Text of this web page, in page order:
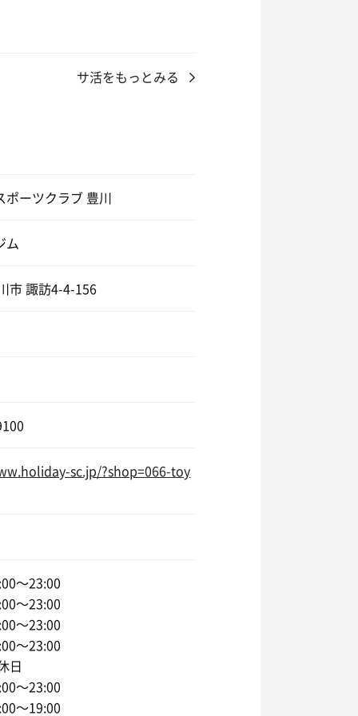
サ活をもっとみる
ポーツクラブ 豊川
ム
市 諏訪4-4-156
sc.jp/?shop=066-toy
〜23:00
〜23:00
〜23:00
〜23:00
日
〜23:00
〜19:00